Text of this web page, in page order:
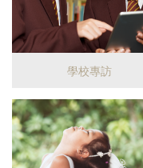
學校專訪